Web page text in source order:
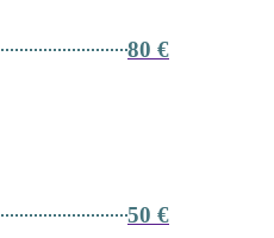
80 €
50 €